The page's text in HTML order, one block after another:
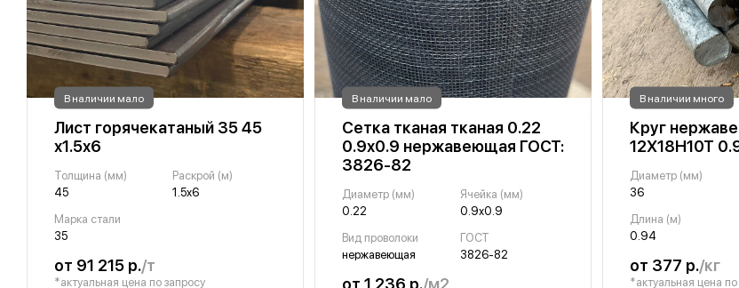
В наличии мало
Лист горячекатаный 35 45
х1.5х6
Толщина (мм)
45
Раскрой (м)
1.5х6
Марка стали
35
от 91 215 р./т
*актуальная цена по запросу
В наличии мало
Сетка тканая тканая 0.22
0.9х0.9 нержавеющая ГОСТ:
3826-82
Диаметр (мм)
0.22
Ячейка (мм)
0.9х0.9
Вид проволоки
нержавеющая
ГОСТ
3826-82
от 1 236 р./м2
В наличии много
Круг
12Х18Н10Т
Диаметр (мм)
36
Длина (м)
0.94
от 377 р./кг
*актуальная цена по